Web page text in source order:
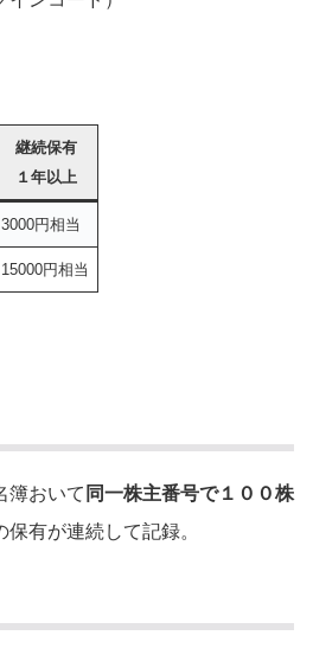
継続保有
１年以上
3000円相当
15000円相当
簿おいて 同一株主番号で１００株
保有が連続して記録。